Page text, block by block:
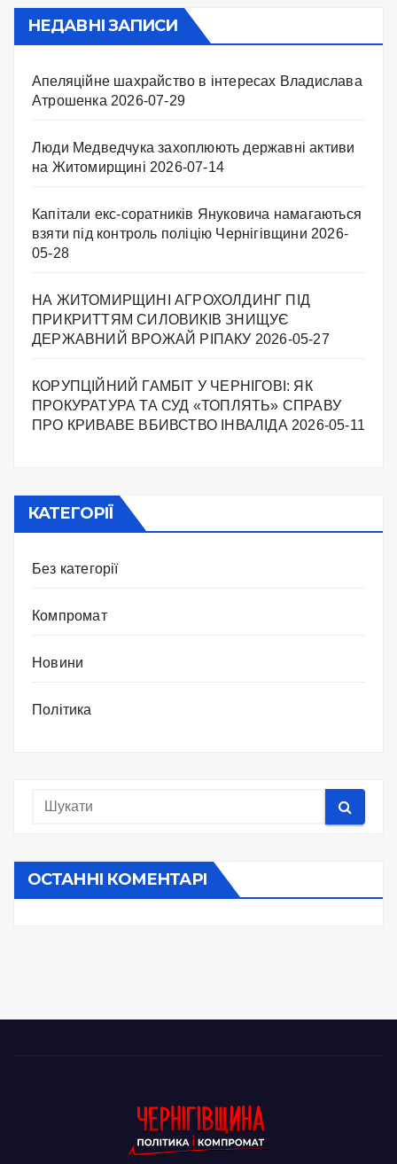
НЕДАВНІ ЗАПИСИ
Апеляційне шахрайство в інтересах Владислава
Атрошенка 2026-07-29
Люди Медведчука захоплюють державні активи
на Житомирщині 2026-07-14
Капітали екс-соратників Януковича намагаються
взяти під контроль поліцію Чернігівщини 2026-
05-28
НА ЖИТОМИРЩИНІ АГРОХОЛДИНГ ПІД
ПРИКРИТТЯМ СИЛОВИКІВ ЗНИЩУЄ
ДЕРЖАВНИЙ ВРОЖАЙ РІПАКУ ​ 2026-05-27
КОРУПЦІЙНИЙ ГАМБІТ У ЧЕРНІГОВІ: ЯК
ПРОКУРАТУРА ТА СУД «ТОПЛЯТЬ» СПРАВУ
ПРО КРИВАВЕ ВБИВСТВО ІНВАЛІДА 2026-05-11
КАТЕГОРІЇ
Без категорії
Компромат
Новини
Політика
ОСТАННІ КОМЕНТАРІ